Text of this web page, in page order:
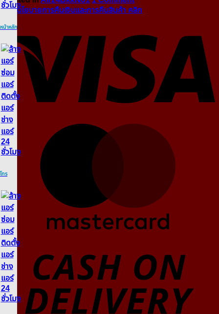
อ่านนโยบายการคืนเงินและการคืนสินค้า คลิก
หน้าหลัก
โทร